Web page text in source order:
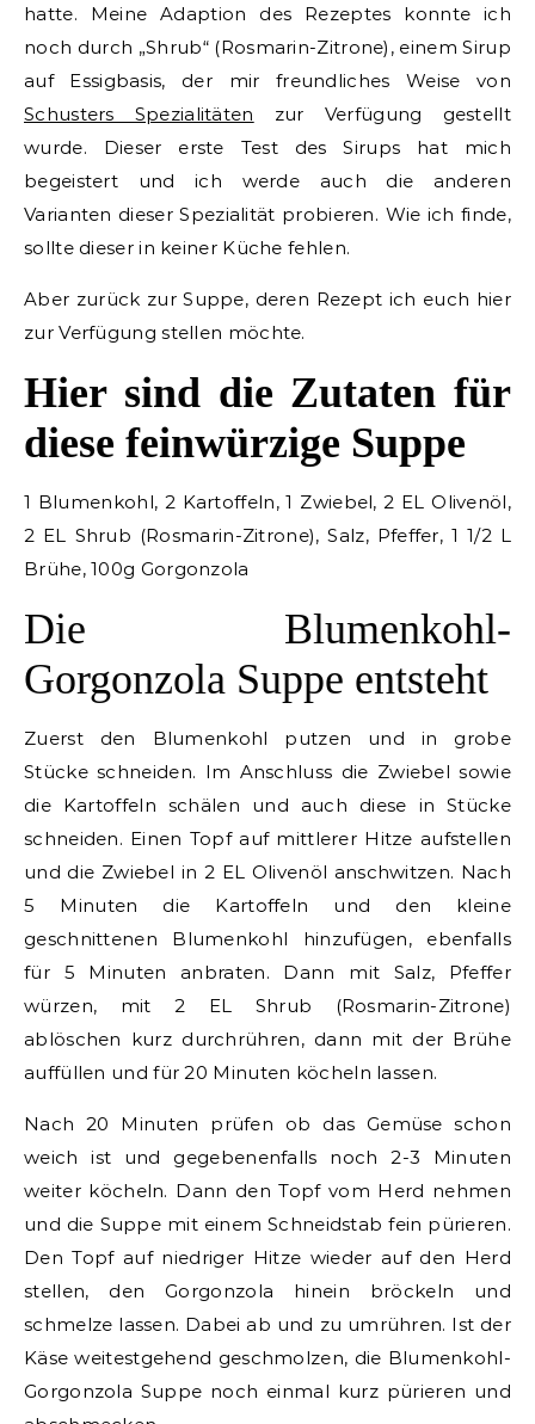
hatte. Meine Adaption des Rezeptes konnte ich
noch durch „Shrub“ (Rosmarin-Zitrone), einem Sirup
auf Essigbasis, der mir freundliches Weise von
Schusters Spezialitäten zur Verfügung gestellt
wurde. Dieser erste Test des Sirups hat mich
begeistert und ich werde auch die anderen
Varianten dieser Spezialität probieren. Wie ich finde,
sollte dieser in keiner Küche fehlen.
Aber zurück zur Suppe, deren Rezept ich euch hier
zur Verfügung stellen möchte.
Hier sind die Zutaten für
diese feinwürzige Suppe
1 Blumenkohl, 2 Kartoffeln, 1 Zwiebel, 2 EL Olivenöl,
2 EL Shrub (Rosmarin-Zitrone), Salz, Pfeffer, 1 1/2 L
Brühe, 100g Gorgonzola
Die Blumenkohl-
Gorgonzola Suppe entsteht
Zuerst den Blumenkohl putzen und in grobe
Stücke schneiden. Im Anschluss die Zwiebel sowie
die Kartoffeln schälen und auch diese in Stücke
schneiden. Einen Topf auf mittlerer Hitze aufstellen
und die Zwiebel in 2 EL Olivenöl anschwitzen. Nach
5 Minuten die Kartoffeln und den kleine
geschnittenen Blumenkohl hinzufügen, ebenfalls
für 5 Minuten anbraten. Dann mit Salz, Pfeffer
würzen, mit 2 EL Shrub (Rosmarin-Zitrone)
ablöschen kurz durchrühren, dann mit der Brühe
auffüllen und für 20 Minuten köcheln lassen.
Nach 20 Minuten prüfen ob das Gemüse schon
weich ist und gegebenenfalls noch 2-3 Minuten
weiter köcheln. Dann den Topf vom Herd nehmen
und die Suppe mit einem Schneidstab fein pürieren.
Den Topf auf niedriger Hitze wieder auf den Herd
stellen, den Gorgonzola hinein bröckeln und
schmelze lassen. Dabei ab und zu umrühren. Ist der
Käse weitestgehend geschmolzen, die Blumenkohl-
Gorgonzola Suppe noch einmal kurz pürieren und